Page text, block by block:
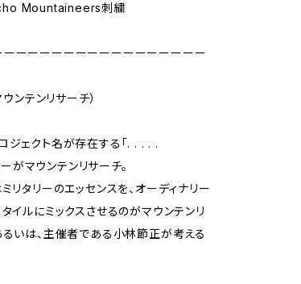
Mountaineers刺繍
ーーーーーーーーーーーーーーーー
テンリサーチ）
ジェクト名が存在する「. . . . .
がマウンテンリサーチ。
リタリーのエッセンスを、オーディナリー
イルにミックスさせるのがマウンテンリ
るいは、主催者である小林節正が考える